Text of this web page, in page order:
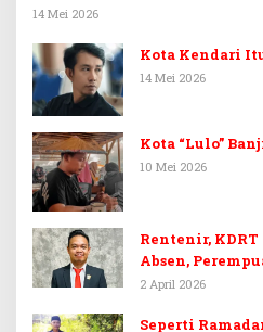
14 Mei 2026
Kota Kendari
14 Mei 2026
Kota “Lulo”
10 Mei 2026
Rentenir,
Absen,
2 April 2026
Seperti